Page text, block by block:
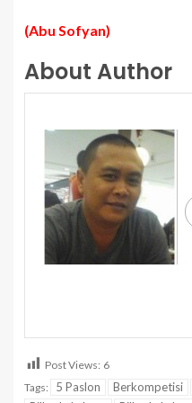
(Abu Sofyan)
About Author
Post Views: 6
Tags:
5 Paslon Berkompetisi